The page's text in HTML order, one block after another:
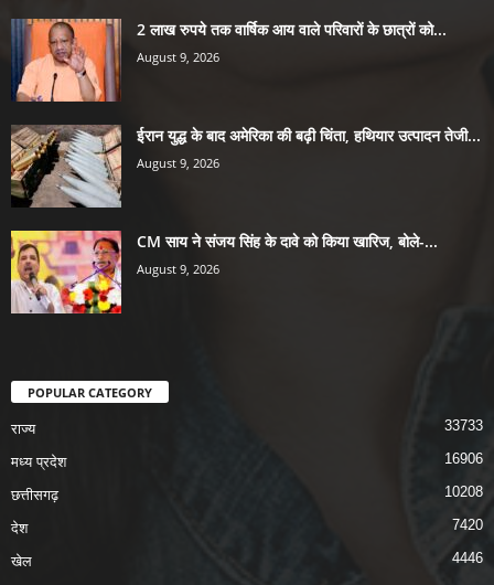
2 लाख रुपये तक वार्षिक आय वाले परिवारों के छात्रों को...
August 9, 2026
ईरान युद्ध के बाद अमेरिका की बढ़ी चिंता, हथियार उत्पादन तेजी...
August 9, 2026
CM साय ने संजय सिंह के दावे को किया खारिज, बोले-...
August 9, 2026
POPULAR CATEGORY
राज्य 33733
मध्य प्रदेश 16906
छत्तीसगढ़ 10208
देश 7420
खेल
4446